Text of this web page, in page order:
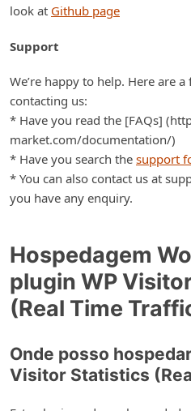
Hospedagem
plugin WP
(Real Time
Onde posso
Visitor Statistics
look at Github page
Support
We’re happy to help. Here are
contacting us:
* Have you read the [FAQs]
market.com/documentation/)
* Have you search the support
* You can also contact us at
you have any enquiry.